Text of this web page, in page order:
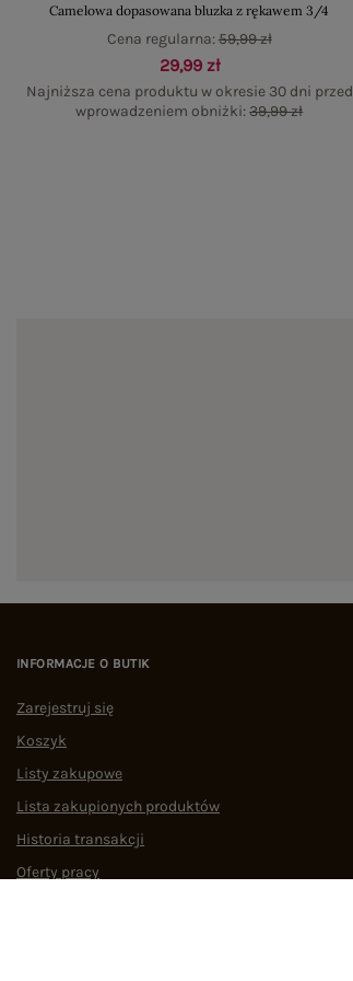
Camelowa dopasowana bluzka z rękawem 3/4
29,99 zł
Najniższa cena produktu w okresie 30 dni przed
wprowadzeniem obniżki:39,99 zł
Cena regularna:59,99 zł
INFORMACJE O BUTIK
Zarejestruj się
Koszyk
Listy zakupowe
Lista zakupionych produktów
Historia transakcji
Oferty pracy